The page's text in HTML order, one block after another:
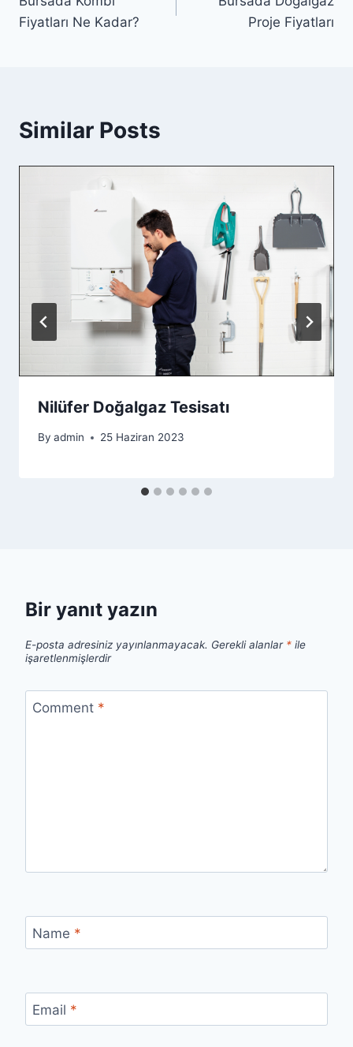
gezinmesi
Fiyatları Ne Kadar?
Proje Fiyatları
Similar Posts
Nilüfer Doğalgaz Tesisatı
By admin 25 Haziran 2023
Bir yanıt yazın
E-posta adresiniz yayınlanmayacak. Gerekli alanlar * ile
işaretlenmişlerdir
Comment *
Name *
Email *